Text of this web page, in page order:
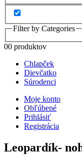
Filter by Categories
00 produktov
Chlapček
Dievčatko
Súrodenci
Moje konto
Obľúbené
Prihlásiť
Registrácia
Leopardík-